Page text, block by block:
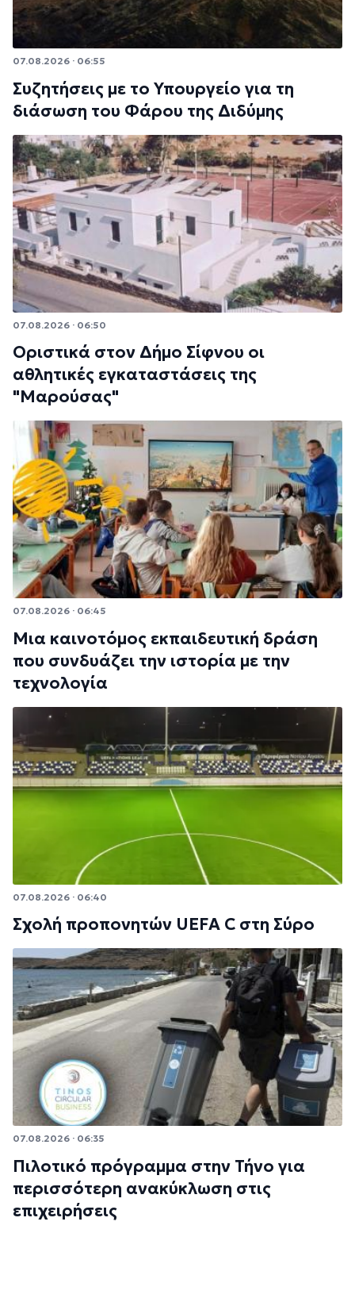
07.08.2026 · 06:55
Συζητήσεις με το Υπουργείο για τη
διάσωση του Φάρου της Διδύμης
07.08.2026 · 06:50
Οριστικά στον Δήμο Σίφνου οι
αθλητικές εγκαταστάσεις της
"Μαρούσας"
07.08.2026 · 06:45
Μια καινοτόμος εκπαιδευτική δράση
που συνδυάζει την ιστορία με την
τεχνολογία
07.08.2026 · 06:40
Σχολή προπονητών UEFA C στη Σύρο
07.08.2026 · 06:35
Πιλοτικό πρόγραμμα στην Τήνο για
περισσότερη ανακύκλωση στις
επιχειρήσεις